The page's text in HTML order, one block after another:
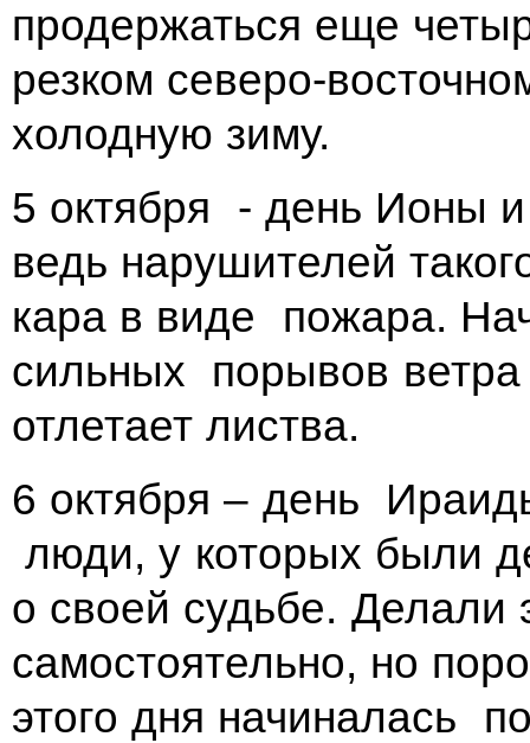
продержаться еще
резком северо-
холодную зиму.
5 октября - день Ионы
ведь нарушителей
кара в виде пожара.
сильных порывов
отлетает листва.
6 октября – день
люди, у которых были
о своей судьбе. Делали
самостоятельно, но
этого дня начиналась